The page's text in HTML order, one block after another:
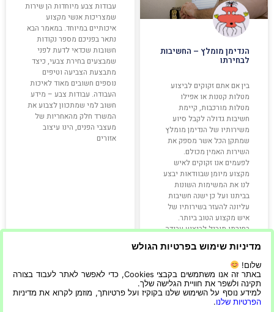
הנדימן מומלץ – החשיבות
לבחירתו
בין אם אתם זקוקים לביצוע
מטלות קטנות או אפילו
מטלות מורכבות, קיימת
חשיבות גדולה לקבל סיוע
משירותיו של הנדימן מומלץ
שמתקן הכל אשר מספק את
השירות האמין מכולם.
לפעמים אנו זקוקים לאיש
מקצוע מיומן שבוודאות יבצע
לנו את המשימות השונות
בביתנו ועל כן ישנה חשיבות
עליונה להעזר בשירותיו של
איש מקצוע הטוב ביותר.
בחירתו תוביל לביצוע עבודה
קרא עוד »
10/03/2020
עבודות צבע מיוחדות הן שירות
שמצריכות אנשי מקצוע
איכותיים במיוחד. במאמר הבא
נתאר בפניכם מספר נקודות
חשובות שכדאי לדעת לפני
שמבצעים בחירת צבעי, כיצד
מתבצעת הצביעה וטיפים
נוספים חשובים מאוד לאיכות
העבודה. עבודות צבע – מידע
חשוב למי שמתכוון לצבוע את
המשרד חלק מהאחריות של
מעצבי הפנים, הינו עיצוב
אזורים
קרא עוד »
מדיניות שימוש בפרטיות הגולש
שלום!
באתר זה אנו משתמשים בקבצי Cookies, כדי לאפשר לאתר לעבוד בצורה
תקינה ולשפר את חוויית הגלישה שלך.
למידע נוסף על השימוש שלנו בקוקיז ועל פרטיותך, מוזמן לקרוא את מדיניות
הפרטיות שלנו.